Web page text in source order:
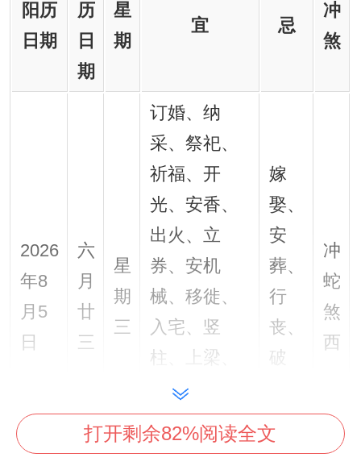
阳历
日期
历
日
期
星
期
宜 忌
冲
煞
2026
年8
月5
日
六
月
廿
三
星
期
三
订婚、纳
采、祭祀、
祈福、开
光、安香、
出火、立
券、安机
械、移徙、
入宅、竖
柱、上梁、
会亲友、安
床、拆卸、
挂匾、牧
嫁
娶、
安
葬、
行
丧、
破
修坟
冲
蛇
煞
西
打开剩余82%阅读全文